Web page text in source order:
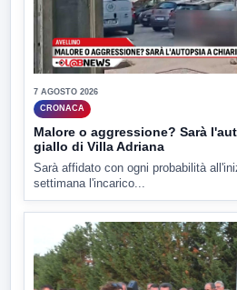
7 AGOSTO 2026
CRONACA
Malore o aggressione? Sarà
giallo di Villa Adriana
Sarà affidato con ogni probabilità
settimana l'incarico...